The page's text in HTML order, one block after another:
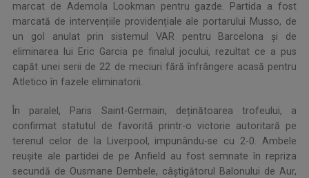
marcat de Ademola Lookman pentru gazde. Partida a fost
marcată de intervențiile providențiale ale portarului Musso, de
un gol anulat prin sistemul VAR pentru Barcelona și de
eliminarea lui Eric Garcia pe finalul jocului, rezultat ce a pus
capăt unei serii de 22 de meciuri fără înfrângere acasă pentru
Atletico în fazele eliminatorii.
În paralel, Paris Saint-Germain, deținătoarea trofeului, a
confirmat statutul de favorită printr-o victorie autoritară pe
terenul celor de la Liverpool, impunându-se cu 2-0. Ambele
reușite ale partidei de pe Anfield au fost semnate în repriza
secundă de Ousmane Dembele, câștigătorul Balonului de Aur,